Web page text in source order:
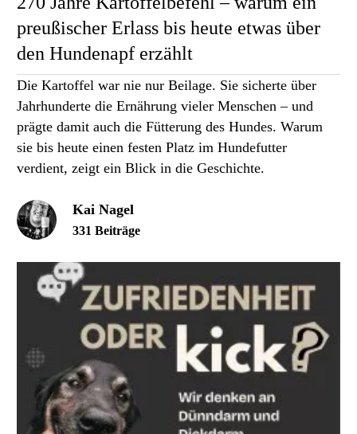
preußischer Erlass bis heute etwas über
den Hundenapf erzählt
Die Kartoffel war nie nur Beilage. Sie sicherte über
Jahrhunderte die Ernährung vieler Menschen – und
prägte damit auch die Fütterung des Hundes. Warum
sie bis heute einen festen Platz im Hundefutter
verdient, zeigt ein Blick in die Geschichte.
Kai Nagel
331 Beiträge